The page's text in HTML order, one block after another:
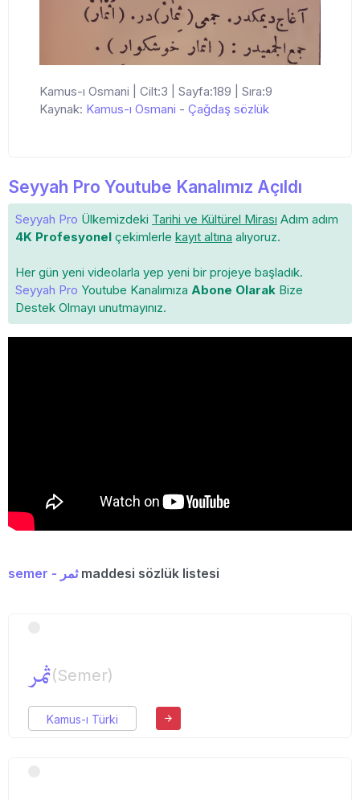
Kamus-ı Osmani | Cilt:3 | Sayfa:189 | Sıra:9
Kaynak: Kamus-ı Osmani - Çağdaş sözlük
Seyyah Pro Youtube Kanalımız Açıldı
Seyyah Pro Ülkemizdeki Tarihi ve Kültürel Mirası Adım adım
4K Profesyonel çekimlerle kayıt altına alıyoruz.
Her gün yeni videolarla yep yeni bir projeye başladık.
Seyyah Pro Youtube Kanalımıza Abone Olarak Bize
Destek Olmayı unutmayınız.
semer - ثمرmaddesi sözlük listesi
ثمر(Semer)
Kamus-ı Türki